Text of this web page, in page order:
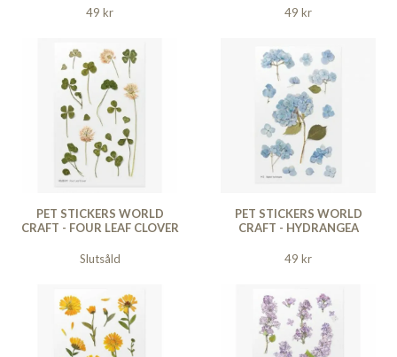
49 kr 49 kr
PET STICKERS WORLD
CRAFT - FOUR LEAF CLOVER
Slutsåld
PET STICKERS WORLD
CRAFT - HYDRANGEA
49 kr